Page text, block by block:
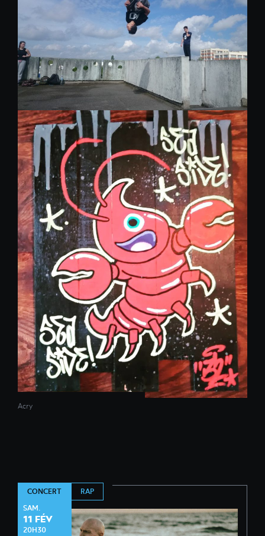
Acry
CONCERT
SAM.
11 FÉV
20H30
RAP